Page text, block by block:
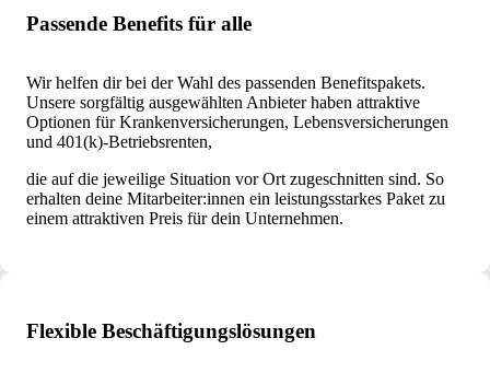
Passende Benefits für alle
Wir helfen dir bei der Wahl des passenden Benefitspakets.
Unsere sorgfältig ausgewählten Anbieter haben attraktive
Optionen für Krankenversicherungen, Lebensversicherungen
und 401(k)-Betriebsrenten,
die auf die jeweilige Situation vor Ort zugeschnitten sind. So
erhalten deine Mitarbeiter:innen ein leistungsstarkes Paket zu
einem attraktiven Preis für dein Unternehmen.
Flexible Beschäftigungslösungen